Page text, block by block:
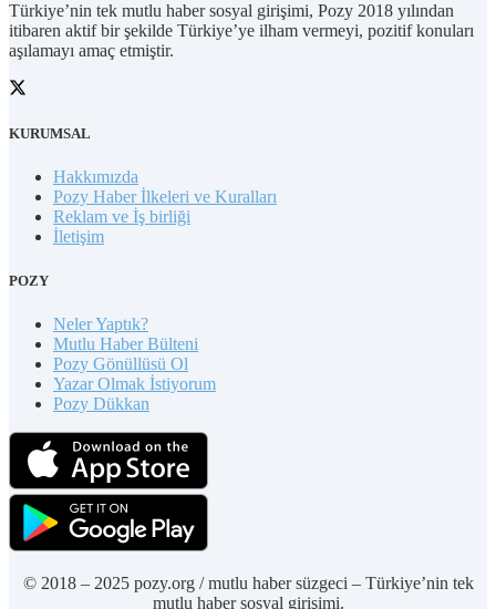
Türkiye’nin tek mutlu haber sosyal girişimi, Pozy 2018 yılından
itibaren aktif bir şekilde Türkiye’ye ilham vermeyi, pozitif konuları
aşılamayı amaç etmiştir.
KURUMSAL
Hakkımızda
Pozy Haber İlkeleri ve Kuralları
Reklam ve İş birliği
İletişim
POZY
Neler Yaptık?
Mutlu Haber Bülteni
Pozy Gönüllüsü Ol
Yazar Olmak İstiyorum
Pozy Dükkan
© 2018 – 2025 pozy.org / mutlu haber süzgeci – Türkiye’nin tek
mutlu haber sosyal girişimi.